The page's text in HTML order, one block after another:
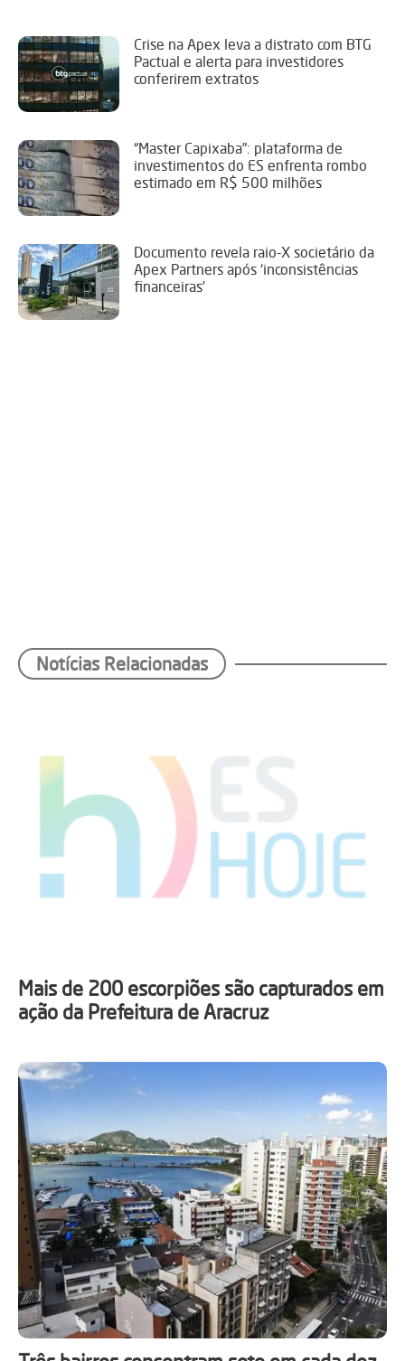
Crise na Apex leva a distrato com BTG
Pactual e alerta para investidores
conferirem extratos
“Master Capixaba”: plataforma de
investimentos do ES enfrenta rombo
estimado em R$ 500 milhões
Documento revela raio-X societário da
Apex Partners após ‘inconsistências
financeiras’
Notícias Relacionadas
Mais de 200 escorpiões são capturados em
ação da Prefeitura de Aracruz